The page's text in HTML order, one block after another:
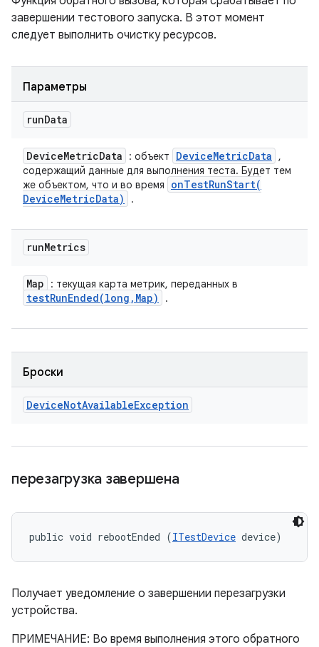
завершении тестового запуска. В этот момент
следует выполнить очистку ресурсов.
Параметры
runData
DeviceMetricData : объект DeviceMetricData
,
содержащий данные для выполнения теста. Будет тем
же объектом, что и во время
onTestRunStart(
DeviceMetricData) .
runMetrics
Map : текущая карта метрик, переданных в
testRunEnded(long , Map) .
Броски
DeviceNotAvailableException
перезагрузка завершена
public void rebootEnded (ITestDevice device)
Получает уведомление о завершении перезагрузки
устройства.
ПРИМЕЧАНИЕ: Во время выполнения этого обратного